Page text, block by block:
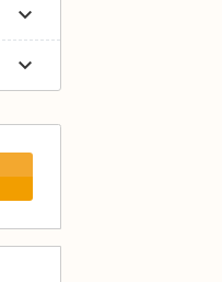
keyboard_arrow_down
keyboard_arrow_down